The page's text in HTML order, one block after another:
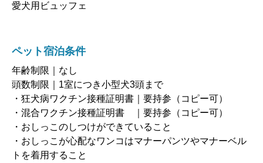
愛犬用ビュッフェ
ペット宿泊条件
年齢制限｜なし
頭数制限｜1室につき小型犬3頭まで
・狂犬病ワクチン接種証明書｜要持参（コピー可）
・混合ワクチン接種証明書 ｜要持参（コピー可）
・おしっこのしつけができていること
・おしっこが心配なワンコはマナーパンツやマナーベル
トを着用すること